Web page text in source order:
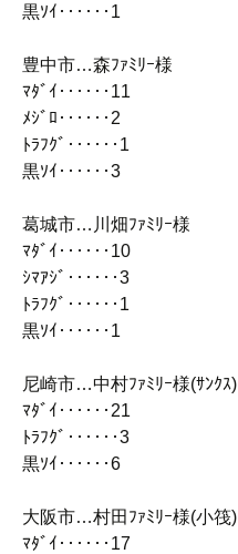
黒ｿｲ‥‥‥1
豊中市…森ﾌｧﾐﾘｰ様
ﾏﾀﾞｲ‥‥‥11
ﾒｼﾞﾛ‥‥‥2
ﾄﾗﾌｸﾞ‥‥‥1
黒ｿｲ‥‥‥3
葛城市…川畑ﾌｧﾐﾘｰ様
ﾏﾀﾞｲ‥‥‥10
ｼﾏｱｼﾞ‥‥‥3
ﾄﾗﾌｸﾞ‥‥‥1
黒ｿｲ‥‥‥1
尼崎市…中村ﾌｧﾐﾘｰ様(ｻﾝｸｽ)
ﾏﾀﾞｲ‥‥‥21
ﾄﾗﾌｸﾞ‥‥‥3
黒ｿｲ‥‥‥6
大阪市…村田ﾌｧﾐﾘｰ様(小筏)
ﾏﾀﾞｲ‥‥‥17